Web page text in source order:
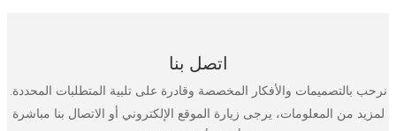
اتصل بنا
نرحب بالتصميمات والأفكار المخصصة وقادرة على تلبية المتطلبات المحددة.
لمزيد من المعلومات، يرجى زيارة الموقع الإلكتروني أو الاتصال بنا مباشرة